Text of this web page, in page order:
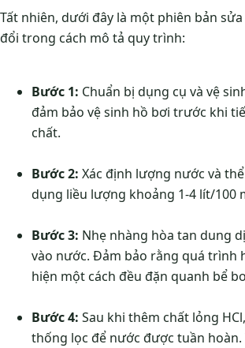
Tất nhiên, dưới đây là một phiên bản
đổi trong cách mô tả quy trình:
Bước 1: Chuẩn bị dụng cụ và vệ
đảm bảo vệ sinh hồ bơi trước khi
chất.
Bước 2: Xác định lượng nước và
dụng liều lượng khoảng 1-4 lít/100
Bước 3: Nhẹ nhàng hòa tan dung
vào nước. Đảm bảo rằng quá trình
hiện một cách đều đặn quanh bể
Bước 4: Sau khi thêm chất lỏng
thống lọc để nước được tuần hoàn.